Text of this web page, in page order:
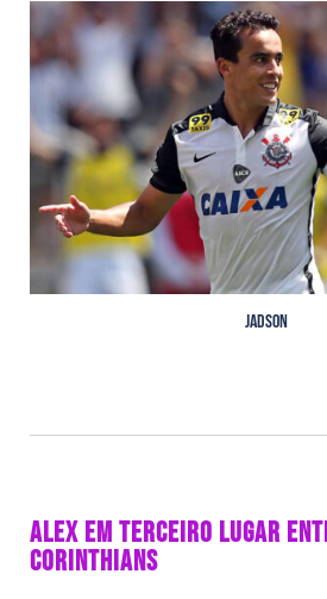
Jadson
ALEX EM TERCEIRO LUGAR
CORINTHIANS